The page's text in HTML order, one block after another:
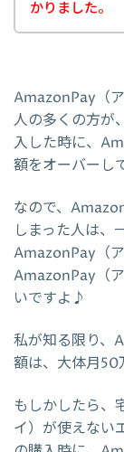
かりました。
AmazonPay（
人の多くの方が
入した時に、
額をオーバーし
なので、
しまった人は、
AmazonPay（
AmazonPay（
いですよ♪
私が知る限り、
額は、大体月50
もしかしたら、
イ）が使えない